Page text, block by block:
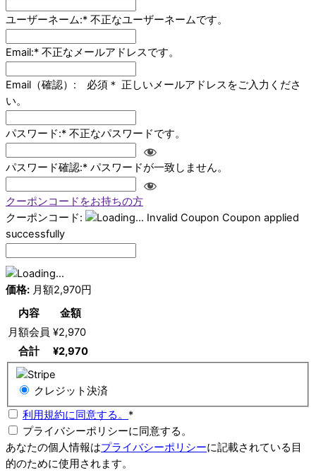
ユーザーネーム:* 不正なユーザーネームです。
Email:* 不正なメールアドレスです。
Email（確認）: 必須＊ 正しいメールアドレスをご入力くださ
い。
パスワード:* 不正なパスワードです。
パスワード確認:* パスワードが一致しません。
クーポンコードをお持ちの方
クーポンコード:
Invalid Coupon Coupon applied
successfully
価格: 月額2,970円
内容
金額
月額会員 ¥2,970
合計
¥2,970
クレジット決済
利用規約に同意する。 *
プライバシーポリシーに同意する。
あなたの個人情報はプライバシーポリシーに記載されている目
的のために使用されます。